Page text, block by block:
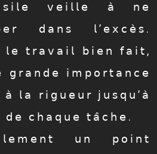
𝗏𝖾𝗂𝗅𝗅𝖾 𝖺̀ 𝗇𝖾
𝖽𝖺𝗇𝗌 𝗅’𝖾𝗑𝖼𝖾̀𝗌.
𝗍𝗋𝖺𝗏𝖺𝗂𝗅 𝖻𝗂𝖾𝗇 𝖿𝖺𝗂𝗍,
𝗀𝗋𝖺𝗇𝖽𝖾 𝗂𝗆𝗉𝗈𝗋𝗍𝖺𝗇𝖼𝖾
𝗅𝖺 𝗋𝗂𝗀𝗎𝖾𝗎𝗋 𝗃𝗎𝗌𝗊𝗎’𝖺̀
𝖽𝖾 𝖼𝗁𝖺𝗊𝗎𝖾 𝗍𝖺̂𝖼𝗁𝖾.
𝗎𝗇 𝗉𝗈𝗂𝗇𝗍